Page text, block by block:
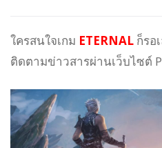
ใครสนใจเกม ETERNAL ก็รอ
ติดตามข่าวสารผ่านเว็บไซต์